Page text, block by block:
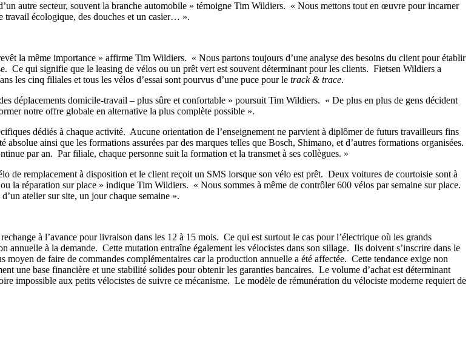
autre secteur, souvent la branche automobile » témoigne Tim Wildiers. « Nous mettons tout en œuvre pour incarner
travail écologique, des douches et un casier… ».
la même importance » affirme Tim Wildiers. « Nous partons toujours d’une analyse des besoins du client pour établir
Ce qui signifie que le leasing de vélos ou un prêt vert est souvent déterminant pour les clients. Fietsen Wildiers a
les cinq filiales et tous les vélos d’essai sont pourvus d’une puce pour le track & trace.
déplacements domicile-travail – plus sûre et confortable » poursuit Tim Wildiers. « De plus en plus de gens décident
notre offre globale en alternative la plus complète possible ».
dédiés à chaque activité. Aucune orientation de l’enseignement ne parvient à diplômer de futurs travailleurs fins
ainsi que les formations assurées par des marques telles que Bosch, Shimano, et d’autres formations organisées.
par an. Par filiale, chaque personne suit la formation et la transmet à ses collègues. »
de remplacement à disposition et le client reçoit un SMS lorsque son vélo est prêt. Deux voitures de courtoisie sont à
la réparation sur place » indique Tim Wildiers. « Nous sommes à même de contrôler 600 vélos par semaine sur place.
atelier sur site, un jour chaque semaine ».
à l’avance pour livraison dans les 12 à 15 mois. Ce qui est surtout le cas pour l’électrique où les grands
annuelle à la demande. Cette mutation entraîne également les vélocistes dans son sillage. Ils doivent s’inscrire dans le
de faire de commandes complémentaires car la production annuelle a été affectée. Cette tendance exige non
une base financière et une stabilité solides pour obtenir les garanties bancaires. Le volume d’achat est déterminant
impossible aux petits vélocistes de suivre ce mécanisme. Le modèle de rémunération du vélociste moderne requiert de